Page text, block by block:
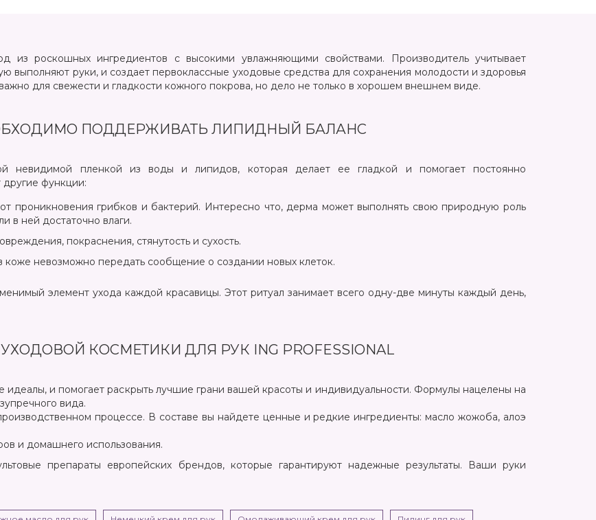
из роскошных ингредиентов с высокими увлажняющими свойствами. Производитель учитывает
выполняют руки, и создает первоклассные уходовые средства для сохранения молодости и здоровья
для свежести и гладкости кожного покрова, но дело не только в хорошем внешнем виде.
ПОДДЕРЖИВАТЬ ЛИПИДНЫЙ БАЛАНС
невидимой пленкой из воды и липидов, которая делает ее гладкой и помогает постоянно
другие функции:
проникновения грибков и бактерий. Интересно что, дерма может выполнять свою природную роль
в ней достаточно влаги.
покраснения, стянутость и сухость.
коже невозможно передать сообщение о создании новых клеток.
элемент ухода каждой красавицы. Этот ритуал занимает всего одну-две минуты каждый день,
КОСМЕТИКИ ДЛЯ РУК ING PROFESSIONAL
идеалы, и помогает раскрыть лучшие грани вашей красоты и индивидуальности. Формулы нацелены на
вида.
процессе. В составе вы найдете ценные и редкие ингредиенты: масло жожоба, алоэ
и домашнего использования.
препараты европейских брендов, которые гарантируют надежные результаты. Ваши руки